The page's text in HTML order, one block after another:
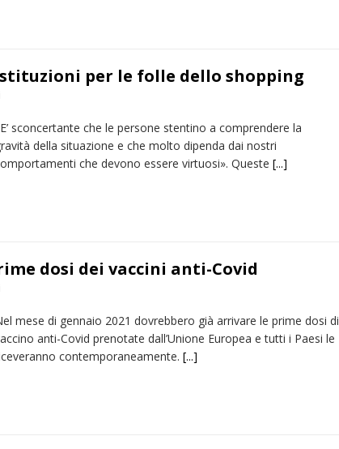
per le folle dello shopping
sconcertante che le persone stentino a comprendere la
della situazione e che molto dipenda dai nostri
che devono essere virtuosi». Queste [...]
dosi dei vaccini anti-Covid
mese di gennaio 2021 dovrebbero già arrivare le prime dosi di
anti-Covid prenotate dall’Unione Europea e tutti i Paesi le
contemporaneamente. [...]